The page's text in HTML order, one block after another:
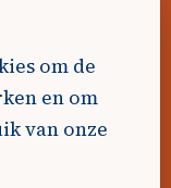
om de
en om
van onze